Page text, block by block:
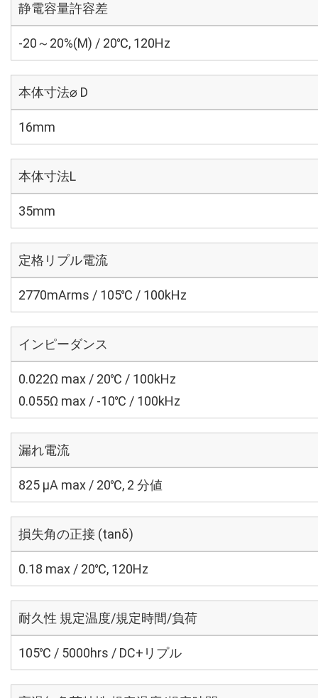
静電容量許容差
-20～20%(M) / 20℃, 120Hz
本体寸法⌀ D
16mm
本体寸法L
35mm
定格リプル電流
2770mArms / 105℃ / 100kHz
インピーダンス
0.022Ω max / 20℃ / 100kHz
0.055Ω max / -10℃ / 100kHz
漏れ電流
825 μA max / 20℃, 2 分値
損失角の正接 (tanδ)
0.18 max / 20℃, 120Hz
耐久性 規定温度/規定時間/負荷
105℃ / 5000hrs / DC+リプル